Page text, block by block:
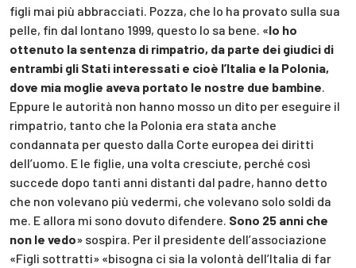
figli mai più abbracciati. Pozza, che lo ha provato sulla sua
pelle, fin dal lontano 1999, questo lo sa bene. «Io ho
ottenuto la sentenza di rimpatrio, da parte dei giudici di
entrambi gli Stati interessati e cioè l’Italia e la Polonia,
dove mia moglie aveva portato le nostre due bambine
Eppure le autorità non hanno mosso un dito per eseguire il
rimpatrio, tanto che la Polonia era stata anche
condannata per questo dalla Corte europea dei diritti
dell’uomo. E le figlie, una volta cresciute, perché così
succede dopo tanti anni distanti dal padre, hanno detto
che non volevano più vedermi, che volevano solo soldi da
me. E allora mi sono dovuto difendere. Sono 25 anni che
non le vedo» sospira. Per il presidente dell’associazione
«Figli sottratti» «bisogna ci sia la volontà dell’Italia di far